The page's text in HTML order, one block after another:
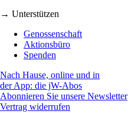
→ Unterstützen
Genossenschaft
Aktionsbüro
Spenden
Nach Hause, online und in
der App: die jW-Abos
Abonnieren Sie unsere Newsletter
Vertrag widerrufen